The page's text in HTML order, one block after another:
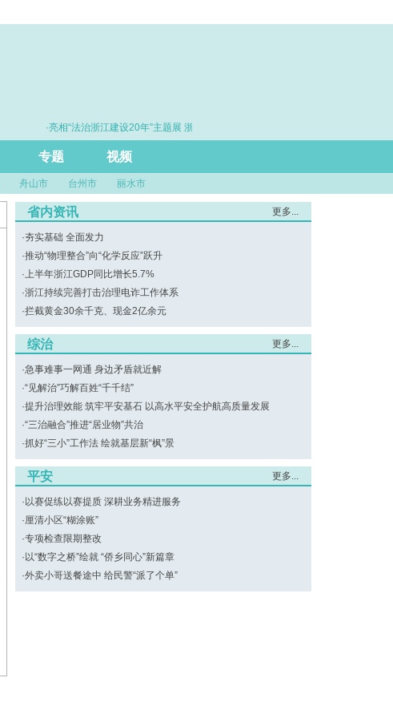
·亮相“法治浙江建设20年”主题展 浙江打造的这把“标
专题 视频
舟山市 台州市 丽水市
省内资讯 更多...
·夯实基础 全面发力
·推动“物理整合”向“化学反应”跃升
·上半年浙江GDP同比增长5.7%
·浙江持续完善打击治理电诈工作体系
·拦截黄金30余千克、现金2亿余元
综治 更多...
·急事难事一网通 身边矛盾就近解
·“见解治”巧解百姓“千千结”
·提升治理效能 筑牢平安基石 以高水平安全护航高质量发展
·“三治融合”推进“居业物”共治
·抓好“三小”工作法 绘就基层新“枫”景
平安 更多...
· 以赛促练以赛提质 深耕业务精进服务
·厘清小区“糊涂账”
·专项检查限期整改
· 以“数字之桥”绘就 “侨乡同心”新篇章
·外卖小哥送餐途中 给民警“派了个单”